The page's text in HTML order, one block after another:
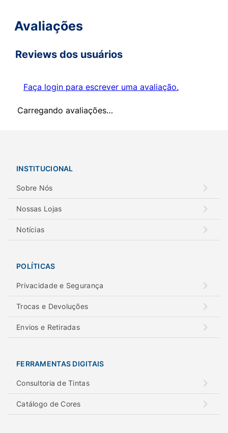
Avaliações
Reviews dos usuários
Faça login para escrever uma avaliação.
Carregando avaliações…
INSTITUCIONAL
Sobre Nós
Nossas Lojas
Notícias
POLÍTICAS
Privacidade e Segurança
Trocas e Devoluções
Envios e Retiradas
FERRAMENTAS DIGITAIS
Consultoria de Tintas
Catálogo de Cores